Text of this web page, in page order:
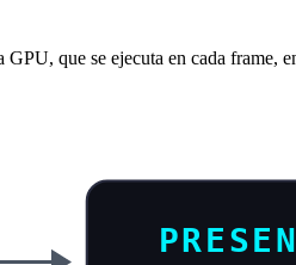
que se ejecuta en cada frame,